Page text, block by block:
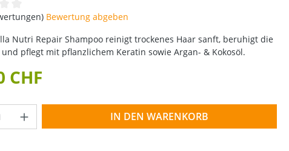
Bewertung von 0 von 5 Sternen
Bewertung abgeben
Nutri Repair Shampoo reinigt trockenes Haar sanft, beruhigt die
pflegt mit pflanzlichem Keratin sowie Argan- & Kokosöl.
CHF
Anzahl: Gib den gewünschten Wert
IN DEN WARENKORB